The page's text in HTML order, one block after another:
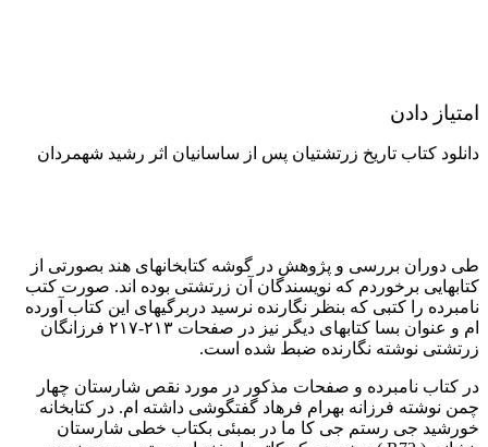
امتیاز دادن
دانلود کتاب تاریخ زرتشتیان پس از ساسانیان اثر رشید شهمردان
طی دوران بررسی و پژوهش در گوشه کتابخانهای هند بصورتی از
کتابهایی برخوردم که نویسندگان آن زرتشتی بوده اند. صورت کتب
نامبرده را کتبی که بنظر نگارنده نرسید دربرگیهای این کتاب آورده
ام و عنوان بسا کتابهای دیگر نیز در صفحات ۲۱۳-۲۱۷ فرزانگان
زرتشتی نوشته نگارنده ضبط شده است.
در کتاب نامبرده و صفحات مذکور در مورد نقص شارستان چهار
چمن نوشته فرزانه بهرام فرهاد گفتگوشی داشته ام. در کتابخانه
خورشید جی رستم جی کا ما در بمبئی بکتاب خطی شارستان